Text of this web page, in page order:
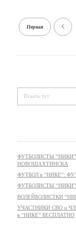
Первая
ФУТБОЛИСТЫ
НОВОШАХТИНСКА
ФУТБОЛ в “НИКЕ”:
ФУТБОЛИСТЫ “НИКИ”
ВОЛЕЙБОЛИСТКИ
УЧАСТНИКИ СВО и
в “НИКЕ” БЕСПЛАТНО